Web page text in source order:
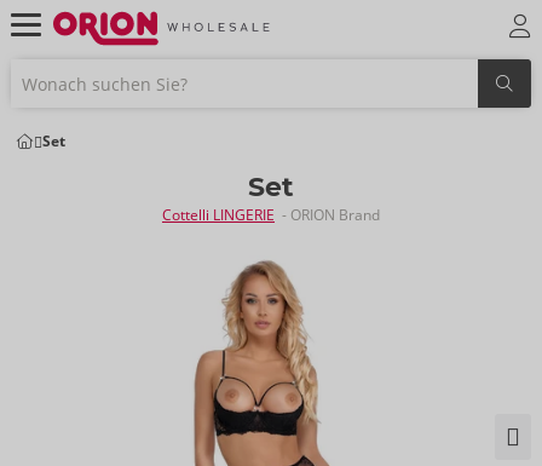
Set
Set
Cottelli LINGERIE - ORION Brand